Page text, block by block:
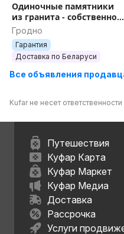
Одиночные памятники
из гранита - собственное
производство, установка,
гравировка
Гродно
Гарантия
Доставка по Беларуси
Все объявления
Kufar не несет
Путешествия
Куфар Карта
Куфар Маркет
Куфар Медиа
Доставка
Рассрочка
Услуги